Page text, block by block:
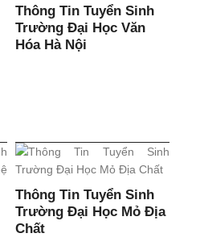
Thông Tin Tuyển Sinh
Trường Đại Học Văn
Hóa Hà Nội
Thông Tin Tuyển Sinh
Trường Đại Học Mỏ Địa
Chất